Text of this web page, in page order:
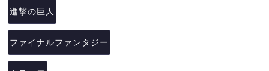
進撃の巨人
ファイナルファンタジー